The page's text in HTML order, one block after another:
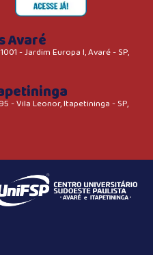
Avaré
- Jardim Europa I, Avaré - SP,
- Vila Leonor, Itapetininga - SP,